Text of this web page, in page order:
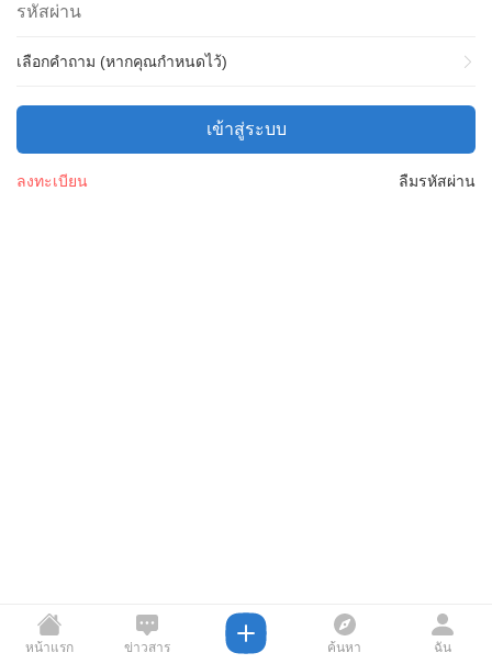
เลือกคำถาม (หากคุณกำหนดไว้)
เข้าสู่ระบบ
ลืมรหัสผ่าน
ลงทะเบียน
หน้าแรก ข่าวสาร ค้นหา ฉัน